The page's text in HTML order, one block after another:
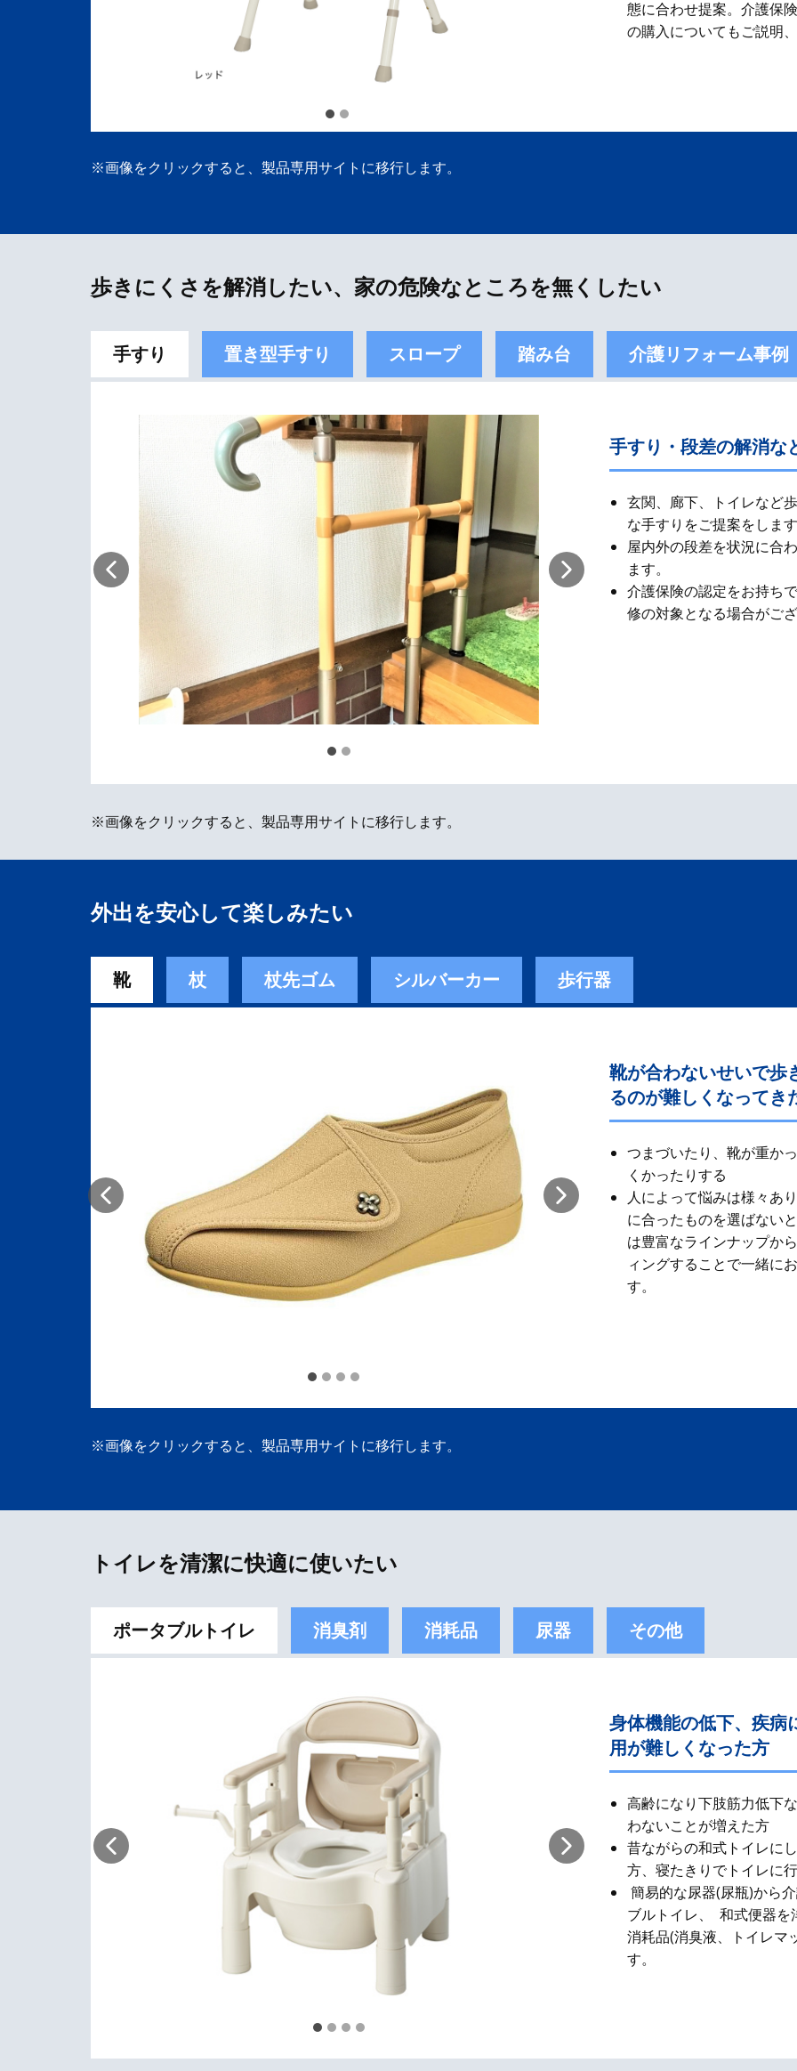
態に合わせ提案。 ​ 介護保
の購入についてもご説明
※画像をクリックすると、製品専用サイトに移行します。
歩きにくさを解消したい、家の危険なところを無くしたい
手すり 置き型手すり スロープ 踏み台 介護リフォーム事例
手すり・段差の解消な
玄関、廊下、トイレなど
な手すりをご提案をしま
屋内外の段差を状況に合
ます。
介護保険の認定をお持ち
修の対象となる場合がご
※画像をクリックすると、製品専用サイトに移行します。
外出を安心して楽しみたい
靴 杖 杖先ゴム シルバーカー 歩行器
靴が合わないせいで歩
るのが難しくなってき
つまづいたり、靴が重か
くかったりする
人によって悩みは様々あ
に合ったものを選ばない
は豊富なラインナップか
ィングすることで一緒に
す。
※画像をクリックすると、製品専用サイトに移行します。
トイレを清潔に快適に使いたい
ポータブルトイレ 消臭剤 消耗品 尿器 その他
身体機能の低下、疾病
用が難しくなった方
高齢になり下肢筋力低下
わないことが増えた方
昔ながらの和式​トイレに
方、寝たきりでトイレに
簡易的な尿器(尿瓶)から
ブルトイレ、 和式便器を
消耗品(消臭液、トイレマ
す。